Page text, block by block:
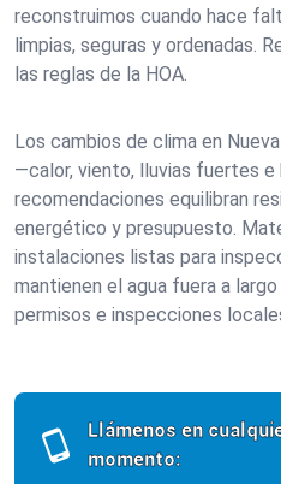
reconstruimos cuando hace
limpias, seguras y ordenadas.
las reglas de la HOA.
Los cambios de clima en
—calor, viento, lluvias fuertes e
recomendaciones equilibran
energético y presupuesto.
instalaciones listas para
mantienen el agua fuera a
permisos e inspecciones
Llámenos en
momento: